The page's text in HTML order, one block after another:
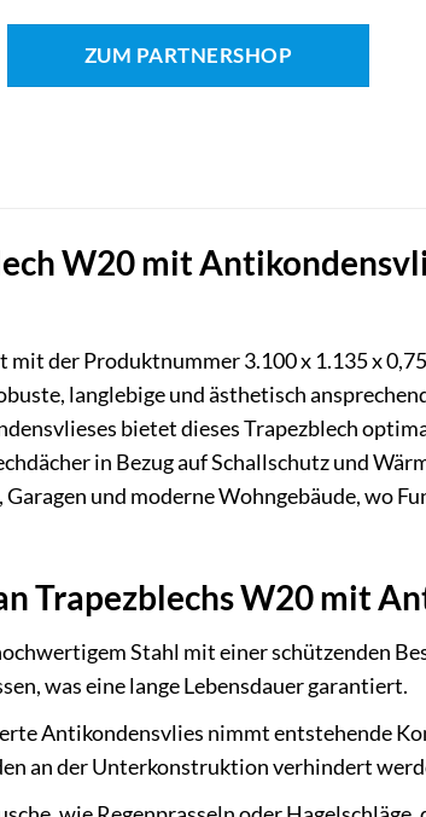
ZUM PARTNERSHOP
W20 mit
der Produktnummer 3.100 x 1.135 x
langlebige und ästhetisch
bietet dieses Trapezblech
in Bezug auf Schallschutz und
und moderne Wohngebäude, wo
Trapezblechs W20 mit
Stahl mit einer schützenden
was eine lange Lebensdauer garantiert.
Antikondensvlies nimmt entstehende
an der Unterkonstruktion verhindert